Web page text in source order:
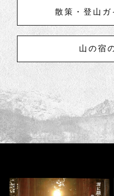
散策・登山ガ
山の宿